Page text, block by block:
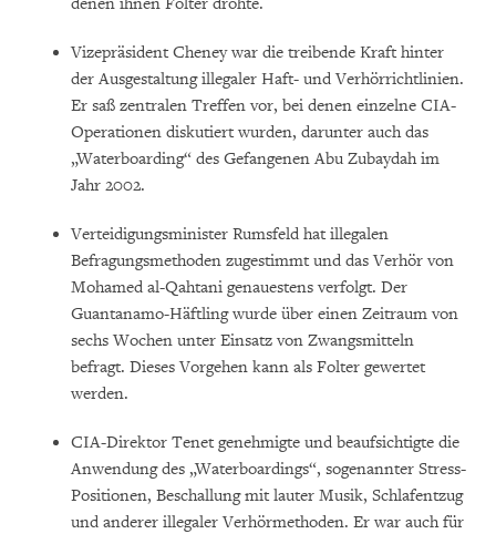
Vizepräsident Cheney war die treibende Kraft hinter
der Ausgestaltung illegaler Haft- und Verhörrichtlinien.
Er saß zentralen Treffen vor, bei denen einzelne CIA-
Operationen diskutiert wurden, darunter auch das
„Waterboarding“ des Gefangenen Abu Zubaydah im
Jahr 2002.
Verteidigungsminister Rumsfeld hat illegalen
Befragungsmethoden zugestimmt und das Verhör von
Mohamed al-Qahtani genauestens verfolgt. Der
Guantanamo-Häftling wurde über einen Zeitraum von
sechs Wochen unter Einsatz von Zwangsmitteln
befragt. Dieses Vorgehen kann als Folter gewertet
werden.
CIA-Direktor Tenet genehmigte und beaufsichtigte die
Anwendung des „Waterboardings“, sogenannter Stress-
Positionen, Beschallung mit lauter Musik, Schlafentzug
und anderer illegaler Verhörmethoden. Er war auch für